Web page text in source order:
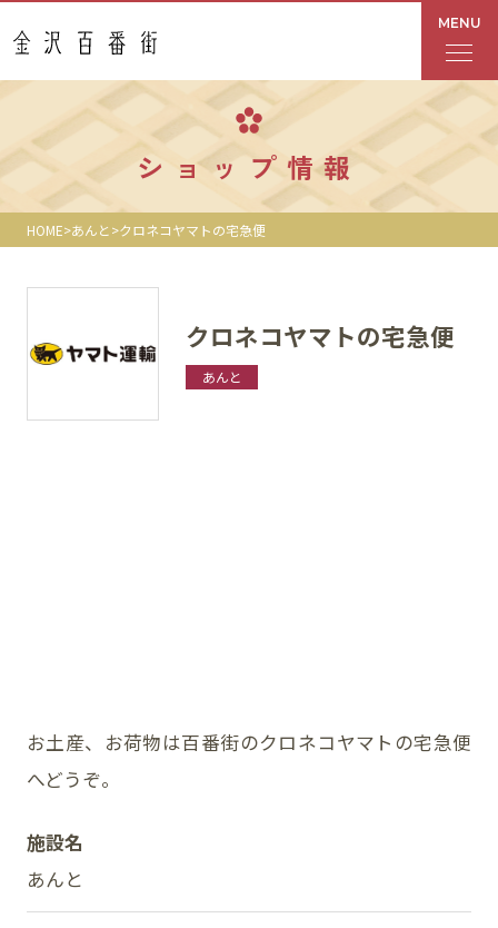
MENU
フロアガイド
あんと
Rinto
スタッフ募集
百番街くらぶ
ショップ情報
HOME あんと クロネコヤマトの宅急便
クロネコヤマトの宅急便
あんと
お土産、お荷物は百番街のクロネコヤマトの宅急便
へどうぞ。
施設名
あんと